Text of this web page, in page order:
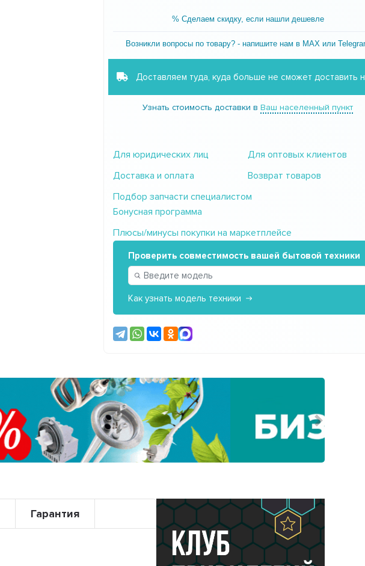
% Сделаем скидку, если нашли дешевле
Возникли вопросы по товару? - напишите нам в MAX или
Доставляем туда, куда больше не сможет доставить
Узнать стоимость доставки вВаш населенный пункт
Для юридических лиц
Для оптовых клиентов
Доставка и оплата
Возврат товаров
Подбор запчасти специалистом
Бонусная программа
Плюсы/минусы покупки на маркетплейсе
Проверить совместимость вашей бытовой техники
Как узнать модель техники
Гарантия